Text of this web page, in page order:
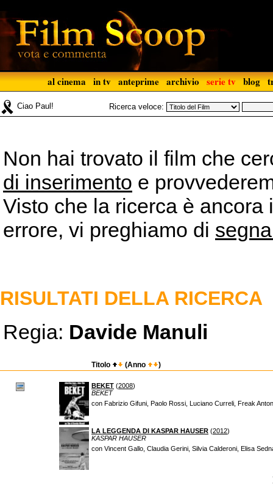
al cinema in tv anteprime archivio serie tv blog
Ciao Paul! Ricerca veloce:
Non hai trovato il film che
di inserimento e
Visto che la ricerca è
errore, vi preghiamo di
RISULTATI DELLA RICERCA
Regia: Davide Manuli
Titolo (Anno )
BEKET (2008)
BEKET
con Fabrizio Gifuni, Paolo Rossi, Luciano Curreli, Freak
LA LEGGENDA DI KASPAR HAUSER (2012)
KASPAR HAUSER
con Vincent Gallo, Claudia Gerini, Silvia Calderoni, Elisa